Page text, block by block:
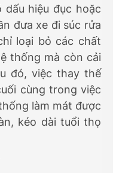
hiệu đục hoặc
đưa xe đi súc rửa
loại bỏ các chất
thống mà còn cải
đó, việc thay thế
cùng trong việc
làm mát được
kéo dài tuổi thọ